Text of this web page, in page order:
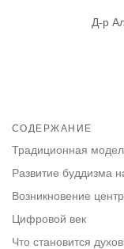
Д-р
СОДЕРЖАНИЕ
Традиционная
Развитие буддизма
Возникновение
Цифровой век
Что становится